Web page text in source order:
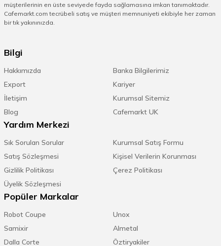
müşterilerinin en üste seviyede fayda sağlamasına imkan tanımaktadır.
Cafemarkt.com tecrübeli satış ve müşteri memnuniyeti ekibiyle her zaman
bir tık yakınınızda.
Bilgi
Hakkımızda
Banka Bilgilerimiz
Export
Kariyer
İletişim
Kurumsal Sitemiz
Blog
Cafemarkt UK
Yardım Merkezi
Sık Sorulan Sorular
Kurumsal Satış Formu
Satış Sözleşmesi
Kişisel Verilerin Korunması
Gizlilik Politikası
Çerez Politikası
Üyelik Sözleşmesi
Popüler Markalar
Robot Coupe
Unox
Samixir
Almetal
Dalla Corte
Öztiryakiler